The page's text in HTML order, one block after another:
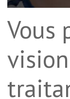
Vous